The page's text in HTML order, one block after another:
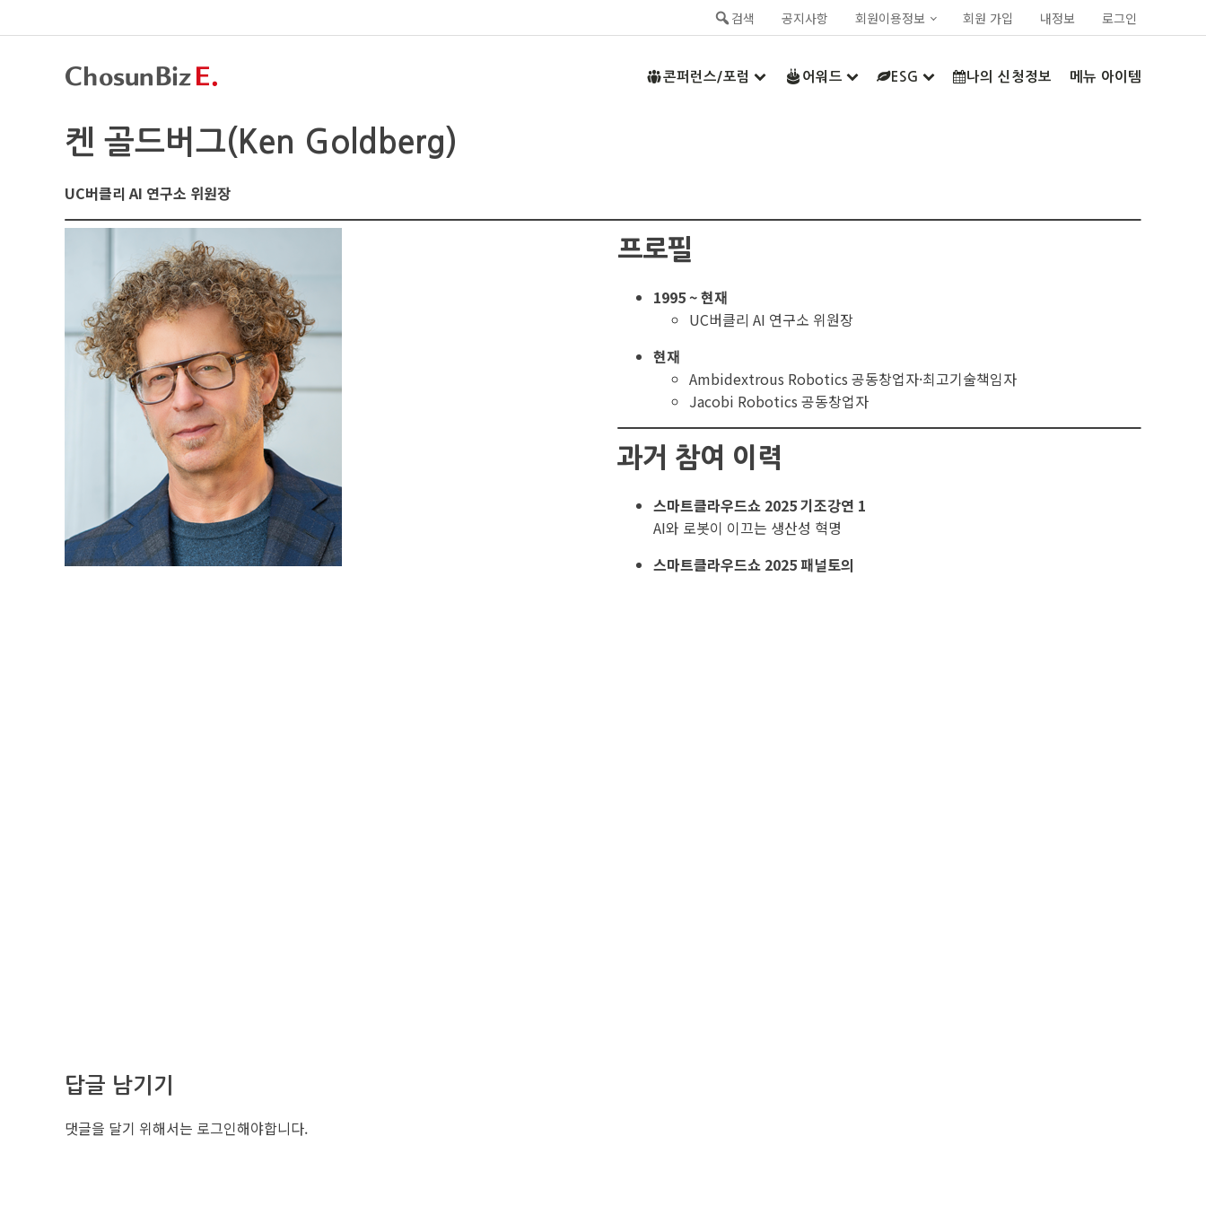
검색 공지사항 회원이용정보 회원 가입 내정보 로그인
콘퍼런스/포럼 어워드 ESG 나의 신청정보 메뉴 아이템
켄 골드버그(Ken Goldberg)
UC버클리 AI 연구소 위원장
프로필
1995 ~ 현재
UC버클리 AI 연구소 위원장
현재
Ambidextrous Robotics 공동창업자·최고기술책임자
Jacobi Robotics 공동창업자
과거 참여 이력
스마트클라우드쇼 2025 기조강연 1
AI와 로봇이 이끄는 생산성 혁명
스마트클라우드쇼 2025 패널토의
답글 남기기
댓글을 달기 위해서는 로그인해야합니다.